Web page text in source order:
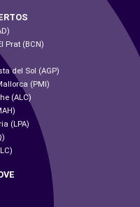
Prat (BCN)
del Sol (AGP)
(PMI)
(ALC)
(LPA)